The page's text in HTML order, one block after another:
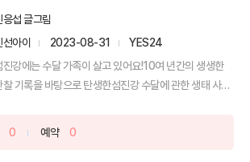
응섭 글그림
선아이
2023-08-31
YES24
진강에는 수달 가족이 살고 있어요!10여 년간의 생생한
찰 기록을 바탕으로 탄생한섬진강 수달에 관한 생태 사진
0 예약 0